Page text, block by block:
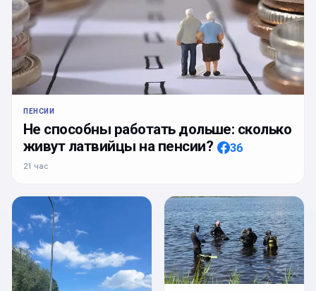
ПЕНСИИ
Не способны работать дольше: сколько
живут латвийцы на пенсии?
36
21 час